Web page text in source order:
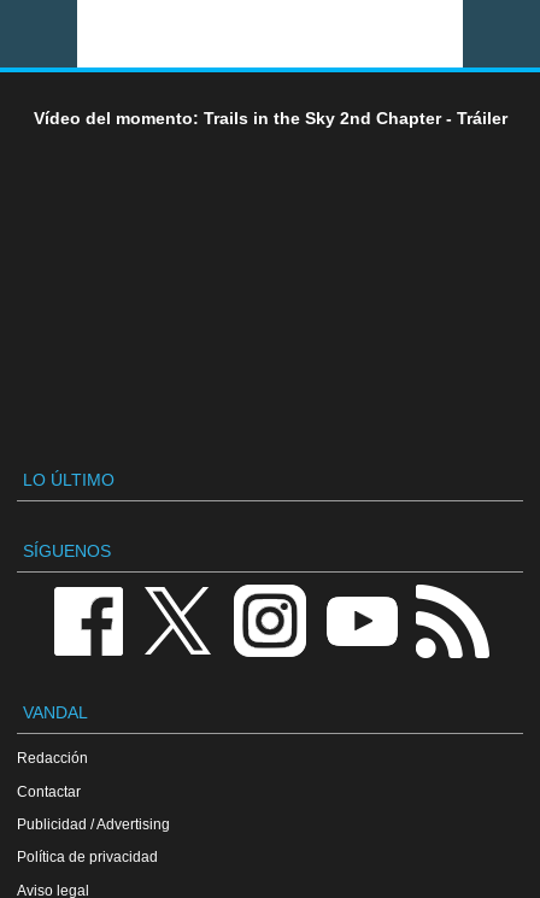
Vídeo del momento: Trails in the Sky 2nd Chapter - Tráiler
LO ÚLTIMO
SÍGUENOS
VANDAL
Redacción
Contactar
Publicidad / Advertising
Política de privacidad
Aviso legal